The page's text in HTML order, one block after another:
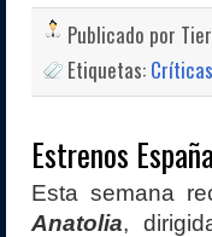
Publicado por
Etiquetas: Críticas
Estrenos
Esta semana
Anatolia,